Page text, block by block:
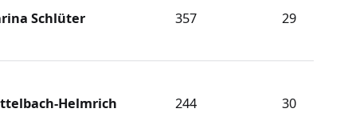
Schlüter 357 29
Helmrich 244 30